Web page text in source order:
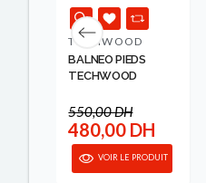
TECHWOOD
BALNEO PIEDS
TECHWOOD
550,00 DH
480,00 DH
VOIR LE PRODUIT